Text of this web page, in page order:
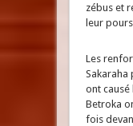
zébus et
leur
Les
Sakaraha
ont
Betroka
fois